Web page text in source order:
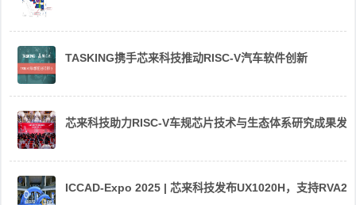
TASKING携手芯来科技推动RISC-V汽车软件创新
芯来科技助力RISC-V车规芯片技术与生态体系研究成果发
ICCAD-Expo 2025 | 芯来科技发布UX1020H，支持